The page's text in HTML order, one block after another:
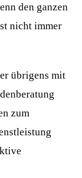
den ganzen
nicht immer
übrigens mit
zum